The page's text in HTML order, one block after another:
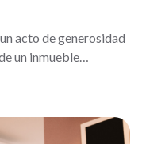
acto de generosidad
un inmueble…